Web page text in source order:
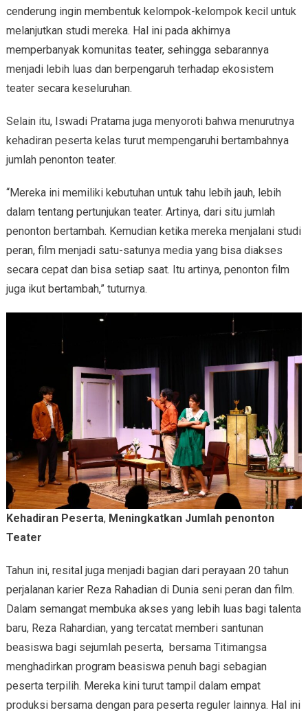
cenderung ingin membentuk kelompok-kelompok kecil untuk
melanjutkan studi mereka. Hal ini pada akhirnya
memperbanyak komunitas teater, sehingga sebarannya
menjadi lebih luas dan berpengaruh terhadap ekosistem
teater secara keseluruhan.
Selain itu, Iswadi Pratama juga menyoroti bahwa menurutnya
kehadiran peserta kelas turut mempengaruhi bertambahnya
jumlah penonton teater.
“Mereka ini memiliki kebutuhan untuk tahu lebih jauh, lebih
dalam tentang pertunjukan teater. Artinya, dari situ jumlah
penonton bertambah. Kemudian ketika mereka menjalani studi
peran, film menjadi satu-satunya media yang bisa diakses
secara cepat dan bisa setiap saat. Itu artinya, penonton film
juga ikut bertambah,” tuturnya.
Kehadiran Peserta, Meningkatkan Jumlah penonton
Teater
Tahun ini, resital juga menjadi bagian dari perayaan 20 tahun
perjalanan karier Reza Rahadian di Dunia seni peran dan film.
Dalam semangat membuka akses yang lebih luas bagi talenta
baru, Reza Rahardian, yang tercatat memberi santunan
beasiswa bagi sejumlah peserta, bersama Titimangsa
menghadirkan program beasiswa penuh bagi sebagian
peserta terpilih. Mereka kini turut tampil dalam empat
produksi bersama dengan para peserta reguler lainnya. Hal ini